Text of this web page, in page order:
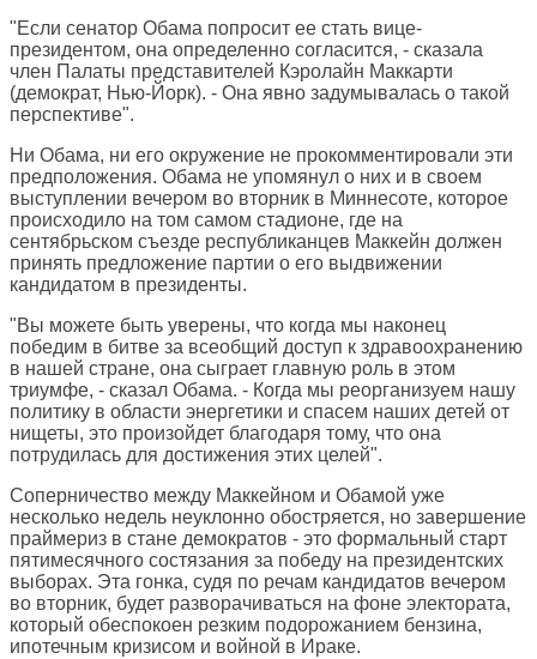
"Если сенатор Обама попросит ее стать вице-
президентом, она определенно согласится, - сказала
член Палаты представителей Кэролайн Маккарти
(демократ, Нью-Йорк). - Она явно задумывалась о такой
перспективе".
Ни Обама, ни его окружение не прокомментировали эти
предположения. Обама не упомянул о них и в своем
выступлении вечером во вторник в Миннесоте, которое
происходило на том самом стадионе, где на
сентябрьском съезде республиканцев Маккейн должен
принять предложение партии о его выдвижении
кандидатом в президенты.
"Вы можете быть уверены, что когда мы наконец
победим в битве за всеобщий доступ к здравоохранению
в нашей стране, она сыграет главную роль в этом
триумфе, - сказал Обама. - Когда мы реорганизуем нашу
политику в области энергетики и спасем наших детей от
нищеты, это произойдет благодаря тому, что она
потрудилась для достижения этих целей".
Соперничество между Маккейном и Обамой уже
несколько недель неуклонно обостряется, но завершение
праймериз в стане демократов - это формальный старт
пятимесячного состязания за победу на президентских
выборах. Эта гонка, судя по речам кандидатов вечером
во вторник, будет разворачиваться на фоне электората,
который обеспокоен резким подорожанием бензина,
ипотечным кризисом и войной в Ираке.